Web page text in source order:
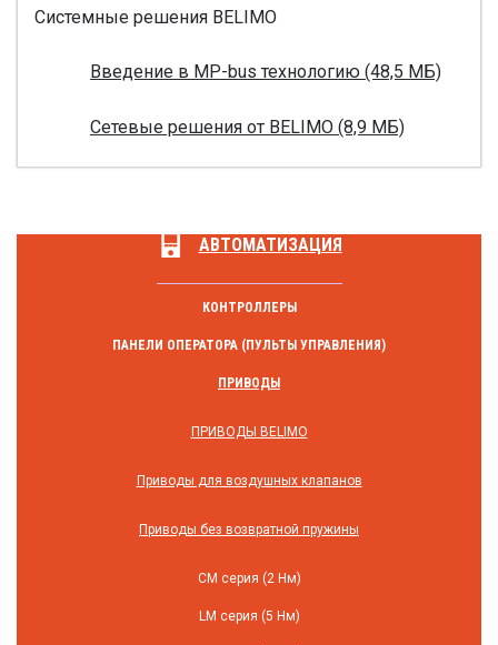
Системные решения BELIMO
Введение в MP-bus технологию (48,5 МБ)
Сетевые решения от BELIMO (8,9 МБ)
АВТОМАТИЗАЦИЯ
КОНТРОЛЛЕРЫ
ПАНЕЛИ ОПЕРАТОРА (ПУЛЬТЫ УПРАВЛЕНИЯ)
ПРИВОДЫ
ПРИВОДЫ BELIMO
Приводы для воздушных клапанов
Приводы без возвратной пружины
СM серия (2 Нм)
LM серия (5 Нм)